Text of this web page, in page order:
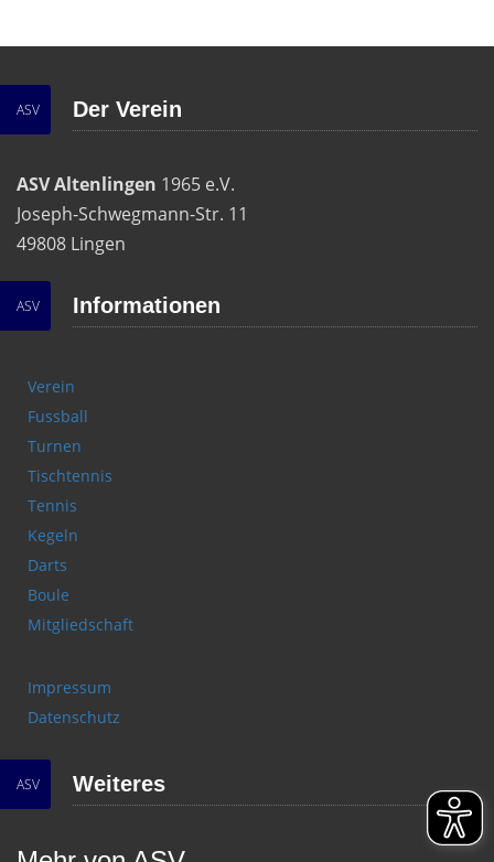
ASV Der Verein
ASV Altenlingen 1965 e.V.
Joseph-Schwegmann-Str. 11
49808 Lingen
ASV Informationen
Verein
Fussball
Turnen
Tischtennis
Tennis
Kegeln
Darts
Boule
Mitgliedschaft
Impressum
Datenschutz
ASV Weiteres